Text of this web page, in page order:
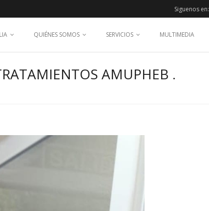
Siguenos en:
QUIÉNES SOMOS SERVICIOS MULTIMEDIA
AMUPHEB .